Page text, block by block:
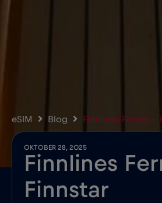
eSIM Blog Finnlines Ferries –
OKTOBER 28, 2025
Finnlines
Finnstar